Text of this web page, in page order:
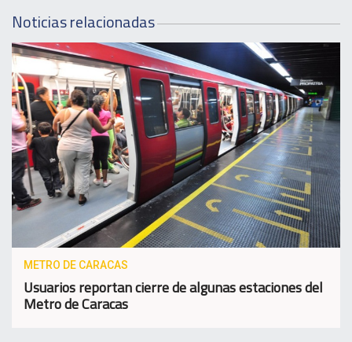
Noticias relacionadas
METRO DE CARACAS
Usuarios reportan cierre de algunas estaciones del
Metro de Caracas